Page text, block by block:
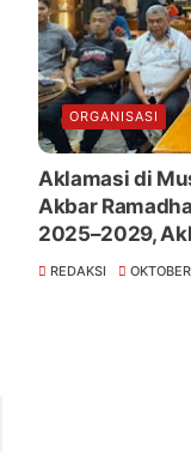
ORGANISASI
Aklamasi di
Akbar
2025–2029,
Munawar
REDAKSI